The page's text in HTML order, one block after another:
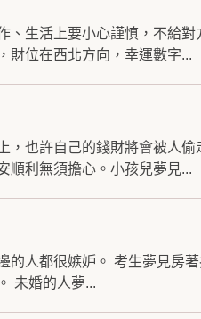
生活上要小心謹慎，不給對
財位在西北方向，幸運數字...
，也許自己的錢財將會被人
順利無須擔心。小孩兒夢見...
人都很嫉妒。 考生夢見房
未婚的人夢...